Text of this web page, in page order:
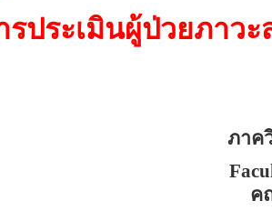
รประเมินผู้ป่วยภาวะ
ภาค
ค